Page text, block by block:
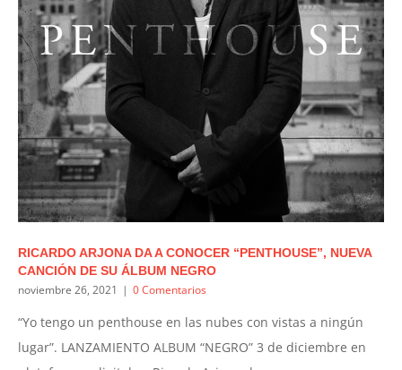
RICARDO ARJONA DA A CONOCER “PENTHOUSE”, NUEVA
CANCIÓN DE SU ÁLBUM NEGRO
noviembre 26, 2021 | 0 Comentarios
“Yo tengo un penthouse en las nubes con vistas a ningún
lugar”. LANZAMIENTO ALBUM “NEGRO” 3 de diciembre en